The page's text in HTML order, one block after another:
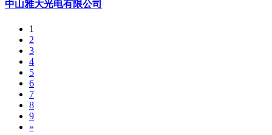
中山雅大光电有限公司
1
2
3
4
5
6
7
8